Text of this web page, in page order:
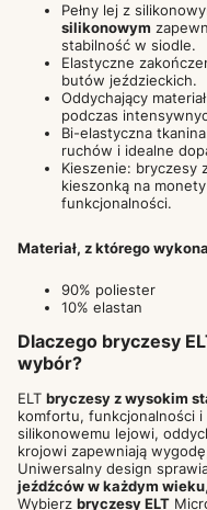
Pełny lej z
silikonowym
stabilność w siodle.
Elastyczne
butów jeździeckich.
Oddychający
podczas
Bi-elastyczna
ruchów i idealne
Kieszenie: bryczesy
kieszonką na
funkcjonalności.
Materiał, z którego
90% poliester
10% elastan
Dlaczego bryczesy
wybór?
ELT bryczesy z wysokim
komfortu, funkcjonalności
silikonowemu lejowi,
krojowi zapewniają
Uniwersalny design
jeźdźców w każdym wieku
Wybierz bryczesy ELT